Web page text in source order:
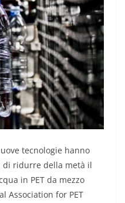
tecnologie hanno
di ridurre della metà il
in PET da mezzo
Association for PET